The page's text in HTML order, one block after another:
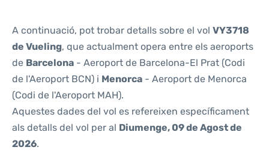
A continuació, pot trobar detalls sobre el vol VY3718
de Vueling, que actualment opera entre els aeroports
de Barcelona - Aeroport de Barcelona-El Prat (Codi
de l'Aeroport BCN) i Menorca - Aeroport de Menorca
(Codi de l'Aeroport MAH).
Aquestes dades del vol es refereixen específicament
als detalls del vol per al Diumenge, 09 de Agost de
2026.